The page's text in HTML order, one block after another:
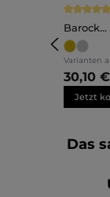
Barock
Anna
Varianten
30,10 €
Jetzt
Das